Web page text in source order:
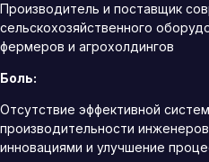
Производитель и поставщик
сельскохозяйственного
фермеров и агрохолдингов
Боль:
Отсутствие эффективной
производительности
инновациями и улучшение